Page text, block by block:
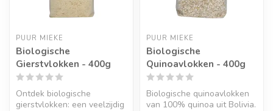
PUUR MIEKE
Biologische
Gierstvlokken - 400g
Ontdek biologische
gierstvlokken: een veelzijdig
PUUR MIEKE
Biologische
Quinoavlokken - 400g
Biologische quinoavlokken
van 100% quinoa uit Bolivia.